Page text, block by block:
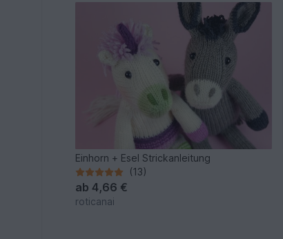
Einhorn + Esel Strickanleitung
(13)
ab4,66 €
roticanai